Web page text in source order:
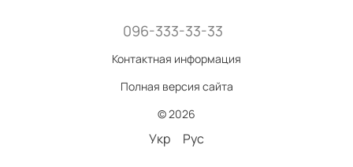
096-333-33-33
Контактная информация
Полная версия сайта
© 2026
Укр Рус